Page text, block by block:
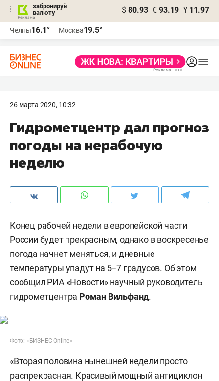
забронируй
валюту
$ 80.93 € 93.19 ¥ 11.97
Челны16.1° Москва19.5°
26 марта 2020, 10:32
Гидрометцентр дал прогноз
погоды на нерабочую
неделю
Конец рабочей недели в европейской части
России будет прекрасным, однако в воскресенье
погода начнет меняться, и дневные
температуры упадут на 5−7 градусов. Об этом
сообщил РИА «Новости»научный руководитель
гидрометцентра Роман Вильфанд.
Фото: «БИЗНЕС Online»
«Вторая половина нынешней недели просто
распрекрасная. Красивый мощный антициклон